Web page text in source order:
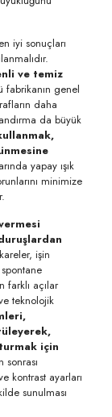
iyi sonuçları
ve temiz
fabrikanın genel
daha
da büyük
yapay ışık
minimize
işin
farklı açılar
teknolojik
için
kontrast ayarları
sunulması